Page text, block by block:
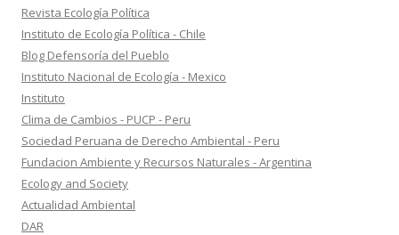
Revista Ecología Política
Instituto de Ecología Política - Chile
Blog Defensoría del Pueblo
Instituto Nacional de Ecología - Mexico
Instituto
Clima de Cambios - PUCP - Peru
Sociedad Peruana de Derecho Ambiental - Peru
Fundacion Ambiente y Recursos Naturales - Argentina
Ecology and Society
Actualidad Ambiental
DAR